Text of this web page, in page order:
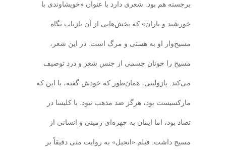
برجسته هم بود. شعری دارد با عنوان «خویشاوندی با
خورشید و باران» که بخش‌هایی از آن بازتاب نگاه
مسیح‌وار او به هستی و مرگ است. در این شعر،
مسیح را چونان جسمی از جنس شعر و درد توصیف
می‌کند. پازولینی، همان‌طور که خودش گفته، با این که
مارکسیست بود، هرگز ضد مذهب نبود. با کلیسا در
تضاد بود، اما ایمان به چهره‌ای زمینی و انسانی از
مسیح داشت. فیلم «انجیل» به روایت متی دقیقاً بر